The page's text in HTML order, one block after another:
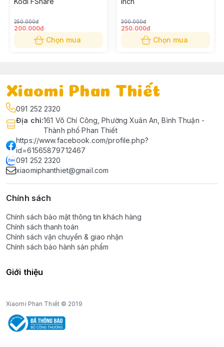
250.000đ
200.000đ
Chọn mua
300.000đ
250.000đ
Chọn mua
Xiaomi Phan Thiết
091 252 2320
Địa chỉ:161 Võ Chí Công, Phường Xuân An, Bình Thuận -
Thành phố Phan Thiết
https://www.facebook.com/profile.php?
id=61565879712467
091 252 2320
xiaomiphanthiet@gmail.com
Chính sách
Chính sách bảo mật thông tin khách hàng
Chính sách thanh toán
Chính sách vận chuyển & giao nhận
Chính sách bảo hành sản phẩm
Giới thiệu
Xiaomi Phan Thiết © 2019